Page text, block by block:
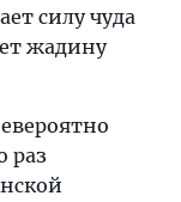
силу чуда
жадину
раз